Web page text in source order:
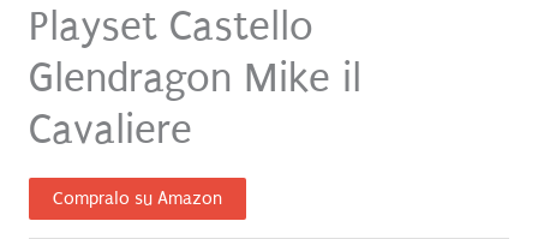
Playset Castello
Glendragon Mike il
Cavaliere
Compralo su Amazon